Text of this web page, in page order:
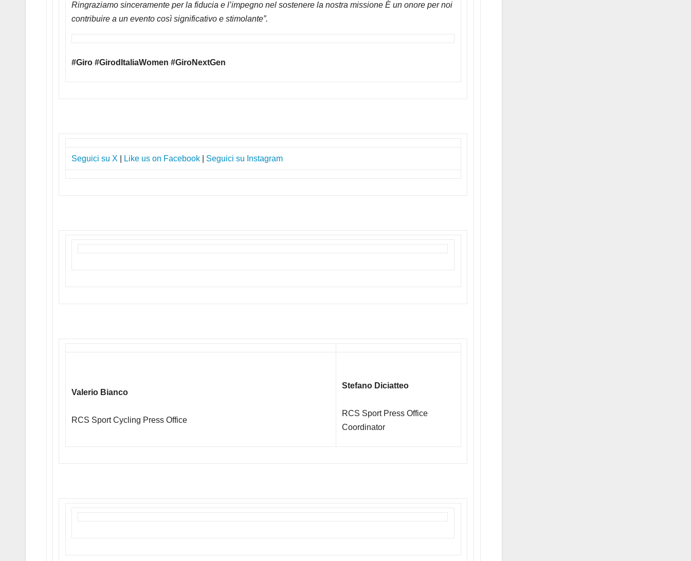
Ringraziamo sinceramente per la fiducia e l’impegno nel sostenere la nostra missione È un onore per noi
contribuire a un evento così significativo e stimolante”.
#Giro #GirodItaliaWomen #GiroNextGen
Seguici su X Like us on Facebook| Seguici su Instagram
Valerio Bianco
RCS Sport Cycling Press Office
Stefano Diciatteo
RCS Sport Press Office
Coordinator